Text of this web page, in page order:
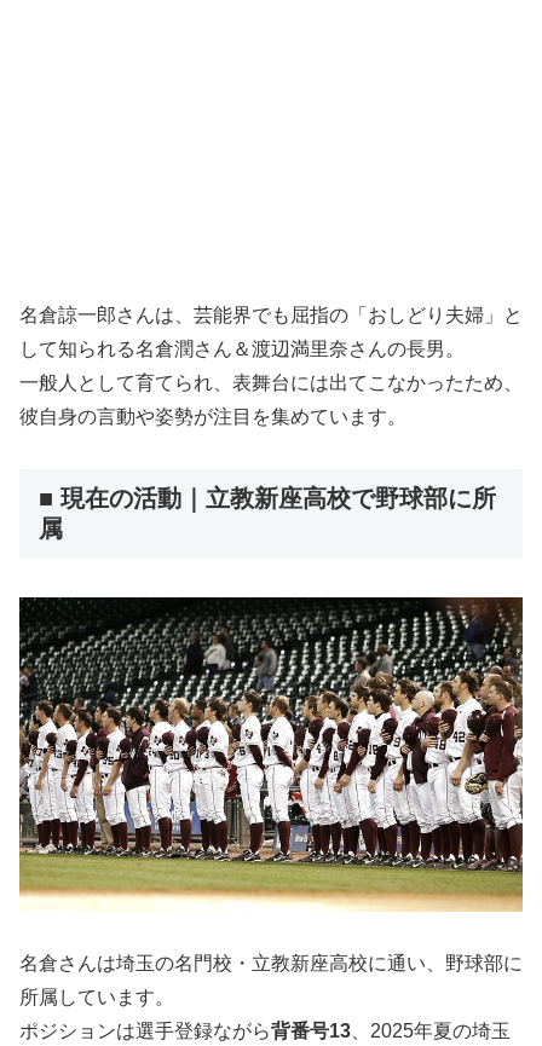
名倉諒一郎さんは、芸能界でも屈指の「おしどり夫婦」と
して知られる名倉潤さん＆渡辺満里奈さんの長男。
一般人として育てられ、表舞台には出てこなかったため、
彼自身の言動や姿勢が注目を集めています。
■ 現在の活動｜立教新座高校で野球部に所
属
名倉さんは埼玉の名門校・立教新座高校に通い、野球部に
所属しています。
ポジションは選手登録ながら背番号13 、2025年夏の埼玉